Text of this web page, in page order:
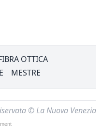
OTTICA
MESTRE
© La Nuova Venezia